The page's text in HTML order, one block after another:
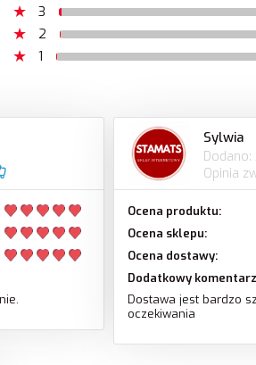
3
2
1
Sylwia
Dodano:
Opinia
Ocena produktu:
Ocena sklepu:
Ocena dostawy:
Dodatkowy
Dostawa jest bardzo
oczekiwania